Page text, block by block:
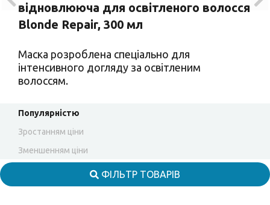
відновлююча для освітленого волосся
Blonde Repair, 300 мл
Маска розроблена спеціально для
інтенсивного догляду за освітленим
волоссям.
Популярністю
Зростанням ціни
Зменшенням ціни
ФІЛЬТР ТОВАРІВ